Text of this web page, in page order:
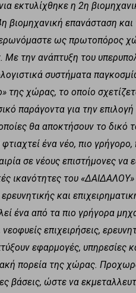
εκτυλίχθηκε η 2η
βιομηχανική επανάσταση
ως πρωτοπόρος
την ανάπτυξη του
συστήματα
της χώρας, το οποίο
παράγοντα για την
θα αποκτήσουν το δικό
ένα νέο, πιο γρήγορο,
σε νέους επιστήμονες να
ικανότητες του
και
ένα από τα πιο γρήγορα
επιχειρήσεις,
εφαρμογές, υπηρεσίες
πορεία της χώρας.
βάσεις, ώστε να